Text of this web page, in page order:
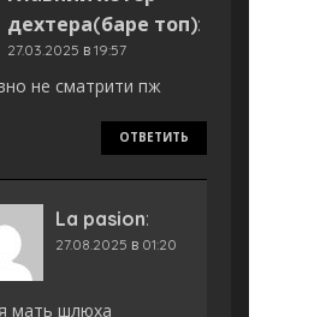
дехтера(баре топ):
27.03.2025 в 19:57
не сматрити пж
ОТВЕТИТЬ
La pasion:
27.08.2025 в 01:20
мать шлюха